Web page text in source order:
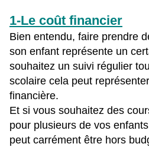
1-Le coût financier
Bien entendu, faire prendre
son enfant représente un
souhaitez un suivi régulier
scolaire cela peut
financière.
Et si vous souhaitez des
pour plusieurs de vos
peut carrément être hors